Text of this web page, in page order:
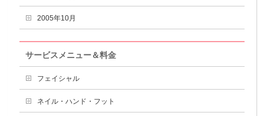
2005年10月
サービスメニュー＆料金
フェイシャル
ネイル・ハンド・フット